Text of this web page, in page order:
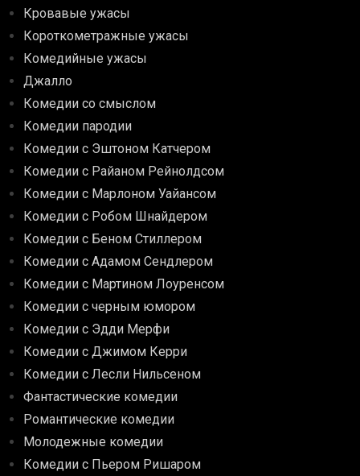
Кровавые ужасы
Короткометражные ужасы
Комедийные ужасы
Джалло
Комедии со смыслом
Комедии пародии
Комедии с Эштоном Катчером
Комедии с Райаном Рейнолдсом
Комедии с Марлоном Уайансом
Комедии с Робом Шнайдером
Комедии с Беном Стиллером
Комедии с Адамом Сендлером
Комедии с Мартином Лоуренсом
Комедии с черным юмором
Комедии с Эдди Мерфи
Комедии с Джимом Керри
Комедии с Лесли Нильсеном
Фантастические комедии
Романтические комедии
Молодежные комедии
Комедии с Пьером Ришаром